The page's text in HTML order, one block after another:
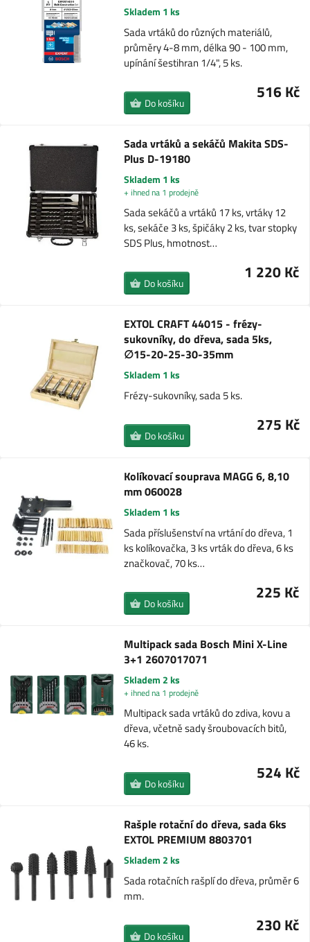
Skladem 1 ks
Sada vrtáků do různých materiálů,
průměry 4-8 mm, délka 90 - 100 mm,
upínání šestihran 1/4", 5 ks.
516 Kč
Do košíku
Sada vrtáků a sekáčů Makita SDS-
Plus D-19180
Skladem 1 ks
+ ihned na 1 prodejně
Sada sekáčů a vrtáků 17 ks, vrtáky 12
ks, sekáče 3 ks, špičáky 2 ks, tvar stopky
SDS Plus, hmotnost…
1 220 Kč
Do košíku
EXTOL CRAFT 44015 - frézy-
sukovníky, do dřeva, sada 5ks,
∅15-20-25-30-35mm
Skladem 1 ks
Frézy-sukovníky, sada 5 ks.
275 Kč
Do košíku
Kolíkovací souprava MAGG 6, 8,10
mm 060028
Skladem 1 ks
Sada příslušenství na vrtání do dřeva, 1
ks kolíkovačka, 3 ks vrták do dřeva, 6 ks
značkovač, 70 ks…
225 Kč
Do košíku
Multipack sada Bosch Mini X-Line
3+1 2607017071
Skladem 2 ks
+ ihned na 1 prodejně
Multipack sada vrtáků do zdiva, kovu a
dřeva, včetně sady šroubovacích bitů,
46 ks.
524 Kč
Do košíku
Rašple rotační do dřeva, sada 6ks
EXTOL PREMIUM 8803701
Skladem 2 ks
Sada rotačních rašplí do dřeva, průměr 6
mm.
230 Kč
Do košíku